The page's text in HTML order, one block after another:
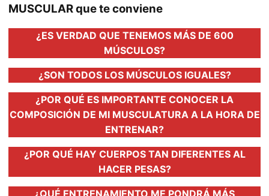
MUSCULAR que te conviene
¿ES VERDAD QUE TENEMOS MÁS DE 600
MÚSCULOS?
¿SON TODOS LOS MÚSCULOS IGUALES?
¿POR QUÉ ES IMPORTANTE CONOCER LA
COMPOSICIÓN DE MI MUSCULATURA A LA HORA DE
ENTRENAR?
¿POR QUÉ HAY CUERPOS TAN DIFERENTES AL
HACER PESAS?